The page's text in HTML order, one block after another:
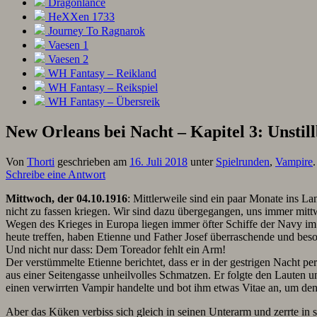
Dragonlance
HeXXen 1733
Journey To Ragnarok
Vaesen 1
Vaesen 2
WH Fantasy – Reikland
WH Fantasy – Reikspiel
WH Fantasy – Übersreik
New Orleans bei Nacht – Kapitel 3:
Von Thorti geschrieben am 16. Juli 2018 unter Spielrunden, Vampire
Schreibe eine Antwort
Mittwoch, der 04.10.1916: Mittlerweile sind ein paar Monate ins
nicht zu fassen kriegen. Wir sind dazu übergegangen, uns immer
Wegen des Krieges in Europa liegen immer öfter Schiffe der Navy
heute treffen, haben Etienne und Father Josef überraschende und
Und nicht nur dass: Dem Toreador fehlt ein Arm!
Der verstümmelte Etienne berichtet, dass er in der gestrigen Nacht
aus einer Seitengasse unheilvolles Schmatzen. Er folgte den Lauten
einen verwirrten Vampir handelte und bot ihm etwas Vitae an, um
Aber das Küken verbiss sich gleich in seinen Unterarm und zerrte in